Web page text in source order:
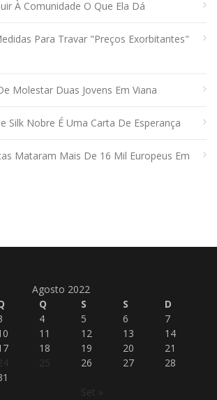
À Comunidade O Que Ela Dá
Para Travar "preços Exorbitantes"
Molestar Duas Jovens Em Viana
Silk Nobre É Uma Carta De Esperança
Mataram Mais De 16 Mil Europeus Em
Agosto 2022
Q S S D
Set »
4 5 6
7
11 12 13
14
18 19 20
21
25 26 27
28